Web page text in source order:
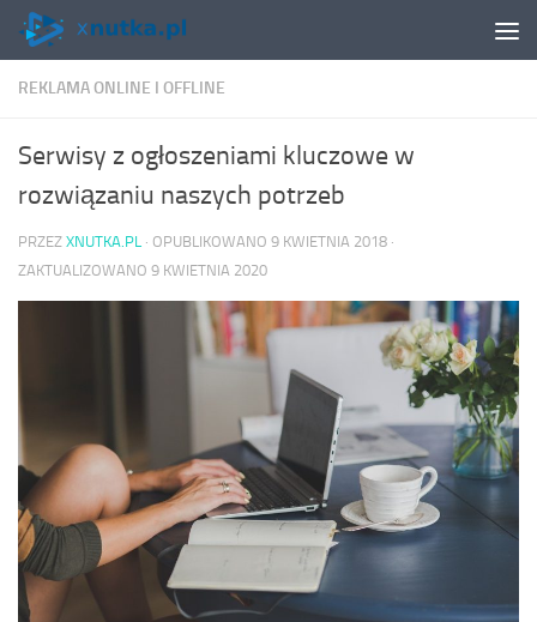
Skip to content
REKLAMA ONLINE I OFFLINE
Serwisy z ogłoszeniami kluczowe w
rozwiązaniu naszych potrzeb
PRZEZ XNUTKA.PL · OPUBLIKOWANO 9 KWIETNIA 2018 ·
ZAKTUALIZOWANO 9 KWIETNIA 2020